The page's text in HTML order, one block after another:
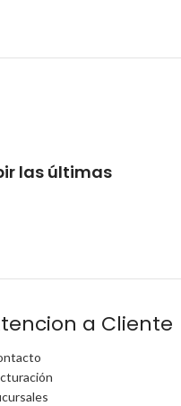
las últimas
a Cliente